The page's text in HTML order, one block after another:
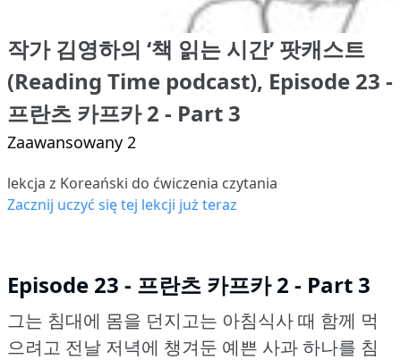
작가 김영하의 ‘책 읽는 시간’ 팟캐스트
(Reading Time podcast), Episode 23 -
프란츠 카프카 2 - Part 3
Zaawansowany 2
lekcja z Koreański do ćwiczenia czytania
Zacznij uczyć się tej lekcji już teraz
Episode 23 - 프란츠 카프카 2 - Part 3
그는 침대에 몸을 던지고는 아침식사 때 함께 먹
으려고 전날 저녁에 챙겨둔 예쁜 사과 하나를 침